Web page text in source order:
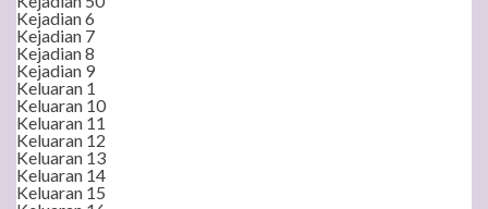
Kejadian 6
Kejadian 7
Kejadian 8
Kejadian 9
Keluaran 1
Keluaran 10
Keluaran 11
Keluaran 12
Keluaran 13
Keluaran 14
Keluaran 15